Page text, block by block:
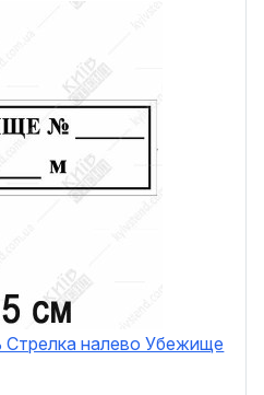
Стрелка налево Убежище